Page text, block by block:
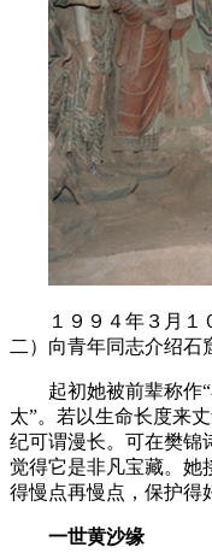
１９９４年３月
二）向青年同志介绍
起初她被前辈称作
太”。若以生命长度来
纪可谓漫长。可在樊锦
觉得它是非凡宝藏。她
得慢点再慢点，保护得
一世黄沙缘